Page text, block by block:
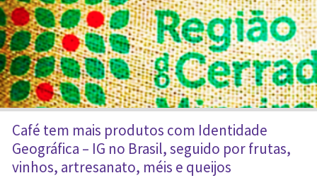
Café tem mais produtos com Identidade
Geográfica – IG no Brasil, seguido por frutas,
vinhos, artresanato, méis e queijos